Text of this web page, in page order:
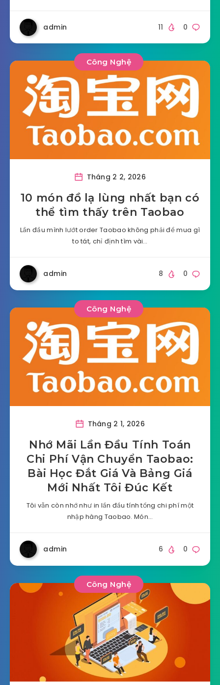
admin 0
11
Công Nghệ
Tháng 2 2, 2026
10 món đồ lạ lùng nhất bạn có
thể tìm thấy trên Taobao
Lần đầu mình lướt order Taobao không phải để mua gì
to tát, chỉ định tìm vài…
admin 0
8
Công Nghệ
Tháng 2 1, 2026
Nhớ Mãi Lần Đầu Tính Toán
Chi Phí Vận Chuyển Taobao:
Bài Học Đắt Giá Và Bảng Giá
Mới Nhất Tôi Đúc Kết
Tôi vẫn còn nhớ như in lần đầu tính tổng chi phí một
nhập hàng Taobao. Món…
admin 0
6
Công Nghệ